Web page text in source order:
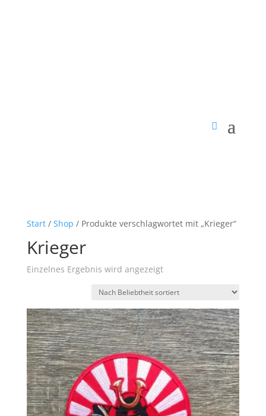
Start/ Shop / Produkte verschlagwortet mit „Krieger“
Krieger
Einzelnes Ergebnis wird angezeigt